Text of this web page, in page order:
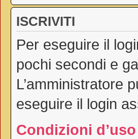
ISCRIVITI
Per eseguire il
pochi secondi e
L’amministratore
eseguire il login
Condizioni d’uso